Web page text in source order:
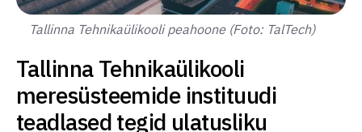
Tallinna Tehnikaülikooli peahoone (Foto: TalTech)
Tallinna Tehnikaülikooli
meresüsteemide instituudi
teadlased tegid ulatusliku